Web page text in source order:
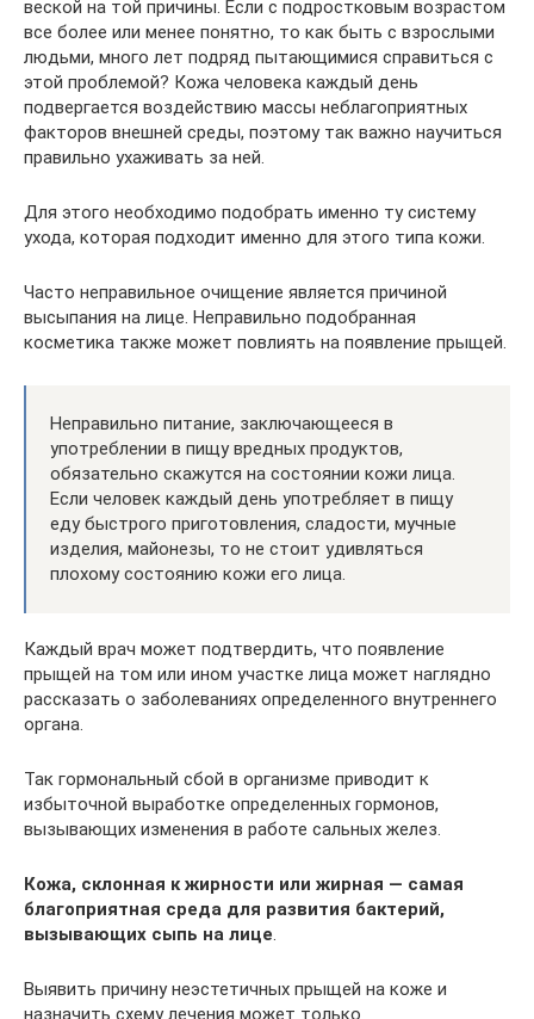
веской на той причины. Если с подростковым возрастом
все более или менее понятно, то как быть с взрослыми
людьми, много лет подряд пытающимися справиться с
этой проблемой? Кожа человека каждый день
подвергается воздействию массы неблагоприятных
факторов внешней среды, поэтому так важно научиться
правильно ухаживать за ней.
Для этого необходимо подобрать именно ту систему
ухода, которая подходит именно для этого типа кожи.
Часто неправильное очищение является причиной
высыпания на лице. Неправильно подобранная
косметика также может повлиять на появление прыщей.
Неправильно питание, заключающееся в
употреблении в пищу вредных продуктов,
обязательно скажутся на состоянии кожи лица.
Если человек каждый день употребляет в пищу
еду быстрого приготовления, сладости, мучные
изделия, майонезы, то не стоит удивляться
плохому состоянию кожи его лица.
Каждый врач может подтвердить, что появление
прыщей на том или ином участке лица может наглядно
рассказать о заболеваниях определенного внутреннего
органа.
Так гормональный сбой в организме приводит к
избыточной выработке определенных гормонов,
вызывающих изменения в работе сальных желез.
Кожа, склонная к жирности или жирная — самая
благоприятная среда для развития бактерий,
вызывающих сыпь на лице
Выявить причину неэстетичных прыщей на коже и
назначить схему лечения может только